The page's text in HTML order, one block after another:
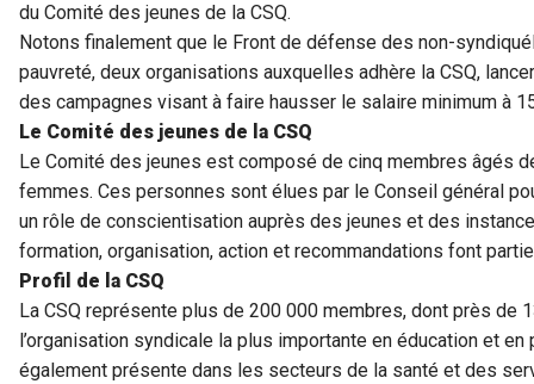
du Comité des jeunes de la CSQ.
Notons finalement que le Front de défense des non-
pauvreté, deux organisations auxquelles adhère la CSQ,
des campagnes visant à faire hausser le salaire minimum à
Le Comité des jeunes de la CSQ
Le Comité des jeunes est composé de cinq membres âgés
femmes. Ces personnes sont élues par le Conseil général
un rôle de conscientisation auprès des jeunes et des
formation, organisation, action et recommandations font
Profil de la CSQ
La CSQ représente plus de 200 000 membres, dont près de
l’organisation syndicale la plus importante en éducation et
également présente dans les secteurs de la santé et des